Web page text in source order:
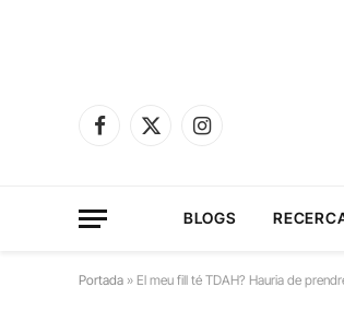
Facebook
X
Instagram
BLOGS
Portada » El meu fill té TDAH? Hauria de